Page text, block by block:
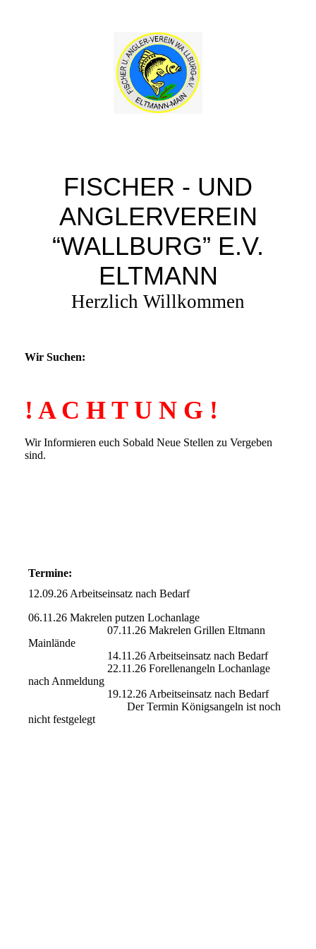
FISCHER - UND
ANGLERVEREIN
“WALLBURG” E.V.
ELTMANN
Herzlich Willkommen
Wir Suchen:
! A C H T U N G !
Wir Informieren euch Sobald Neue Stellen zu Vergeben
sind.
Termine:
12.09.26 Arbeitseinsatz nach Bedarf
06.11.26 Makrelen putzen Lochanlage
07.11.26 Makrelen Grillen Eltmann
Mainlände
14.11.26 Arbeitseinsatz nach Bedarf
22.11.26 Forellenangeln Lochanlage
nach Anmeldung
19.12.26 Arbeitseinsatz nach Bedarf
Der Termin Königsangeln ist noch
nicht festgelegt